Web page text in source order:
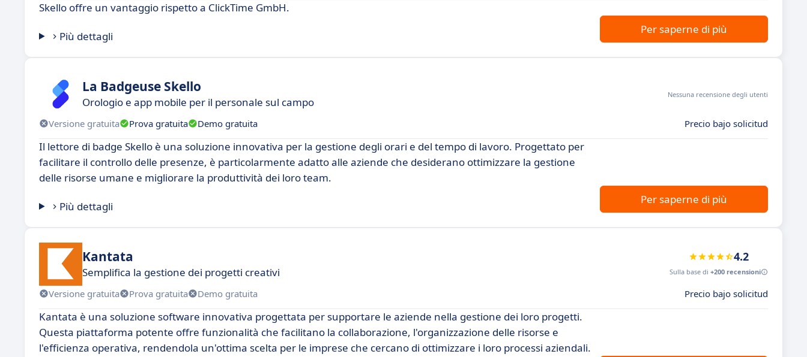
Skello offre un vantaggio rispetto a ClickTime GmbH.
Più dettagli
Per saperne di più
La Badgeuse Skello
Orologio e app mobile per il personale sul campo
Nessuna recensione degli utenti
Versione gratuita Prova gratuita Demo gratuita Precio bajo solicitud
Il lettore di badge Skello è una soluzione innovativa per la gestione degli orari e del tempo di lavoro. Progettato per
facilitare il controllo delle presenze, è particolarmente adatto alle aziende che desiderano ottimizzare la gestione
delle risorse umane e migliorare la produttività dei loro team.
Più dettagli
Per saperne di più
Kantata
Semplifica la gestione dei progetti creativi
4.2
Sulla base di +200 recensioni
Versione gratuita Prova gratuita Demo gratuita Precio bajo solicitud
Kantata è una soluzione software innovativa progettata per supportare le aziende nella gestione dei loro progetti.
Questa piattaforma potente offre funzionalità che facilitano la collaborazione, l'organizzazione delle risorse e
l'efficienza operativa, rendendola un'ottima scelta per le imprese che cercano di ottimizzare i loro processi aziendali.